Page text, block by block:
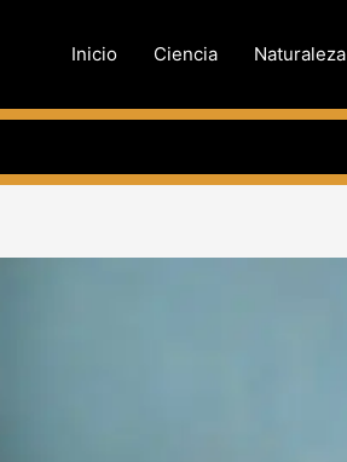
Inicio Ciencia Naturaleza